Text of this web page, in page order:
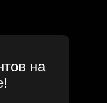
на